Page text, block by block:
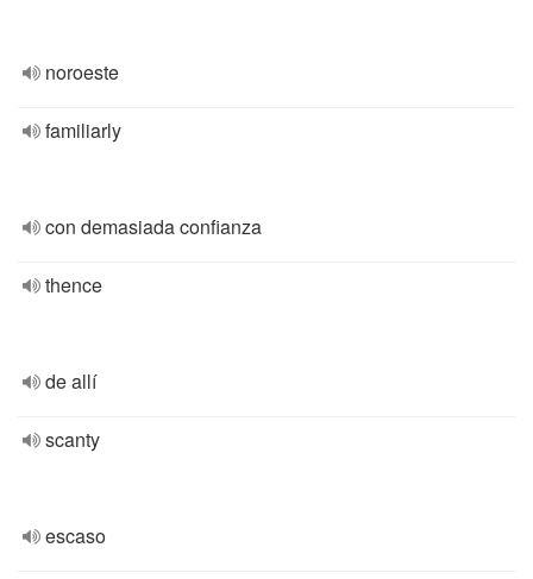
noroeste
familiarly
con demasiada confianza
thence
de allí
scanty
escaso